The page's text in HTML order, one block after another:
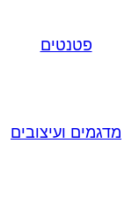
פטנטים
מדגמים ועיצובים